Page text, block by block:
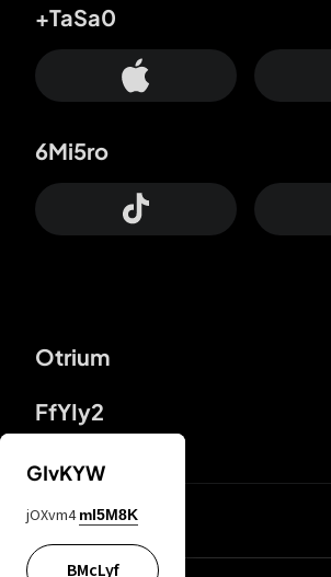
Otrium
FfYIy2
+TaSa0
6Mi5ro
DDcvSo
GIvKYW
jOXvm4 mI5M8K
BMcLyf